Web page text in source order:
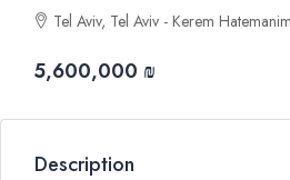
Tel Aviv, Tel Aviv - Kerem Hatemanim
5,600,000 ₪
Description